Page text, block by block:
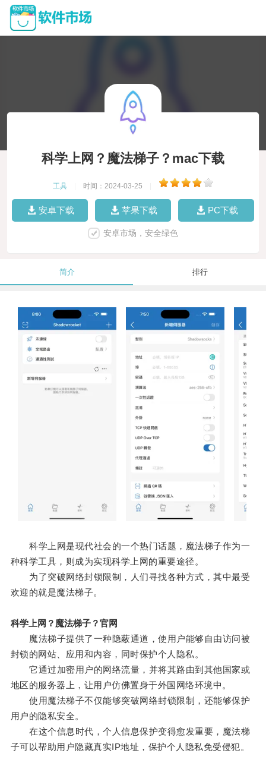
科学上网？魔法梯子？mac下载
工具 时间：2024-03-25
安卓下载 苹果下载 PC下载
安卓市场，安全绿色
简介 排行
科学上网是现代社会的一个热门话题，魔法梯子作为一
种科学工具，则成为实现科学上网的重要途径。
为了突破网络封锁限制，人们寻找各种方式，其中最受
欢迎的就是魔法梯子。
科学上网？魔法梯子？官网
魔法梯子提供了一种隐蔽通道，使用户能够自由访问被
封锁的网站、应用和内容，同时保护个人隐私。
它通过加密用户的网络流量，并将其路由到其他国家或
地区的服务器上，让用户仿佛置身于外国网络环境中。
使用魔法梯子不仅能够突破网络封锁限制，还能够保护
用户的隐私安全。
在这个信息时代，个人信息保护变得愈发重要，魔法梯
子可以帮助用户隐藏真实IP地址，保护个人隐私免受侵犯。